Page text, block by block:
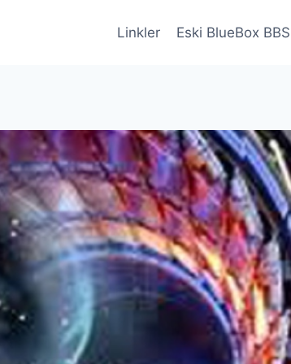
Linkler Eski BlueBox BBS